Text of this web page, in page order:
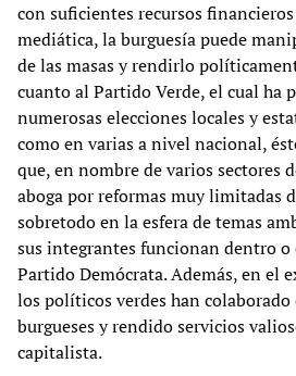
con suficientes recursos
mediática, la burguesía puede
de las masas y rendirlo
cuanto al Partido Verde, el cual ha
numerosas elecciones locales y
como en varias a nivel nacional,
que, en nombre de varios sectores
aboga por reformas muy limitadas
sobretodo en la esfera de temas
sus integrantes funcionan dentro o
Partido Demócrata. Además, en el
los políticos verdes han
burgueses y rendido servicios
capitalista.